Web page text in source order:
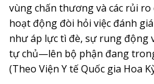
vùng chấn thương và các rủi ro
hoạt động đòi hỏi việc đánh
như áp lực tì đè, sự rung động
tự chủ—lên bộ phận đang
(Theo Viện Y tế Quốc gia Hoa